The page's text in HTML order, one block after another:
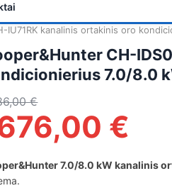
IU71RK kanalinis ortakinis oro
CH-
7.0/8.0
€
€
7.0/8.0 kW kanalinis